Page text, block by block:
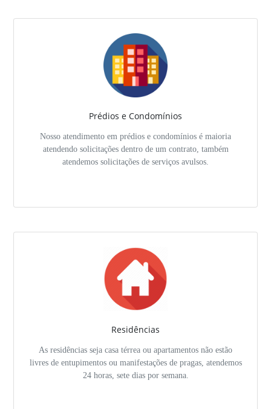
Prédios e Condomínios
Nosso atendimento em prédios e condomínios é maioria
atendendo solicitações dentro de um contrato, também
atendemos solicitações de serviços avulsos.
Residências
As residências seja casa térrea ou apartamentos não estão
livres de entupimentos ou manifestações de pragas, atendemos
24 horas, sete dias por semana.